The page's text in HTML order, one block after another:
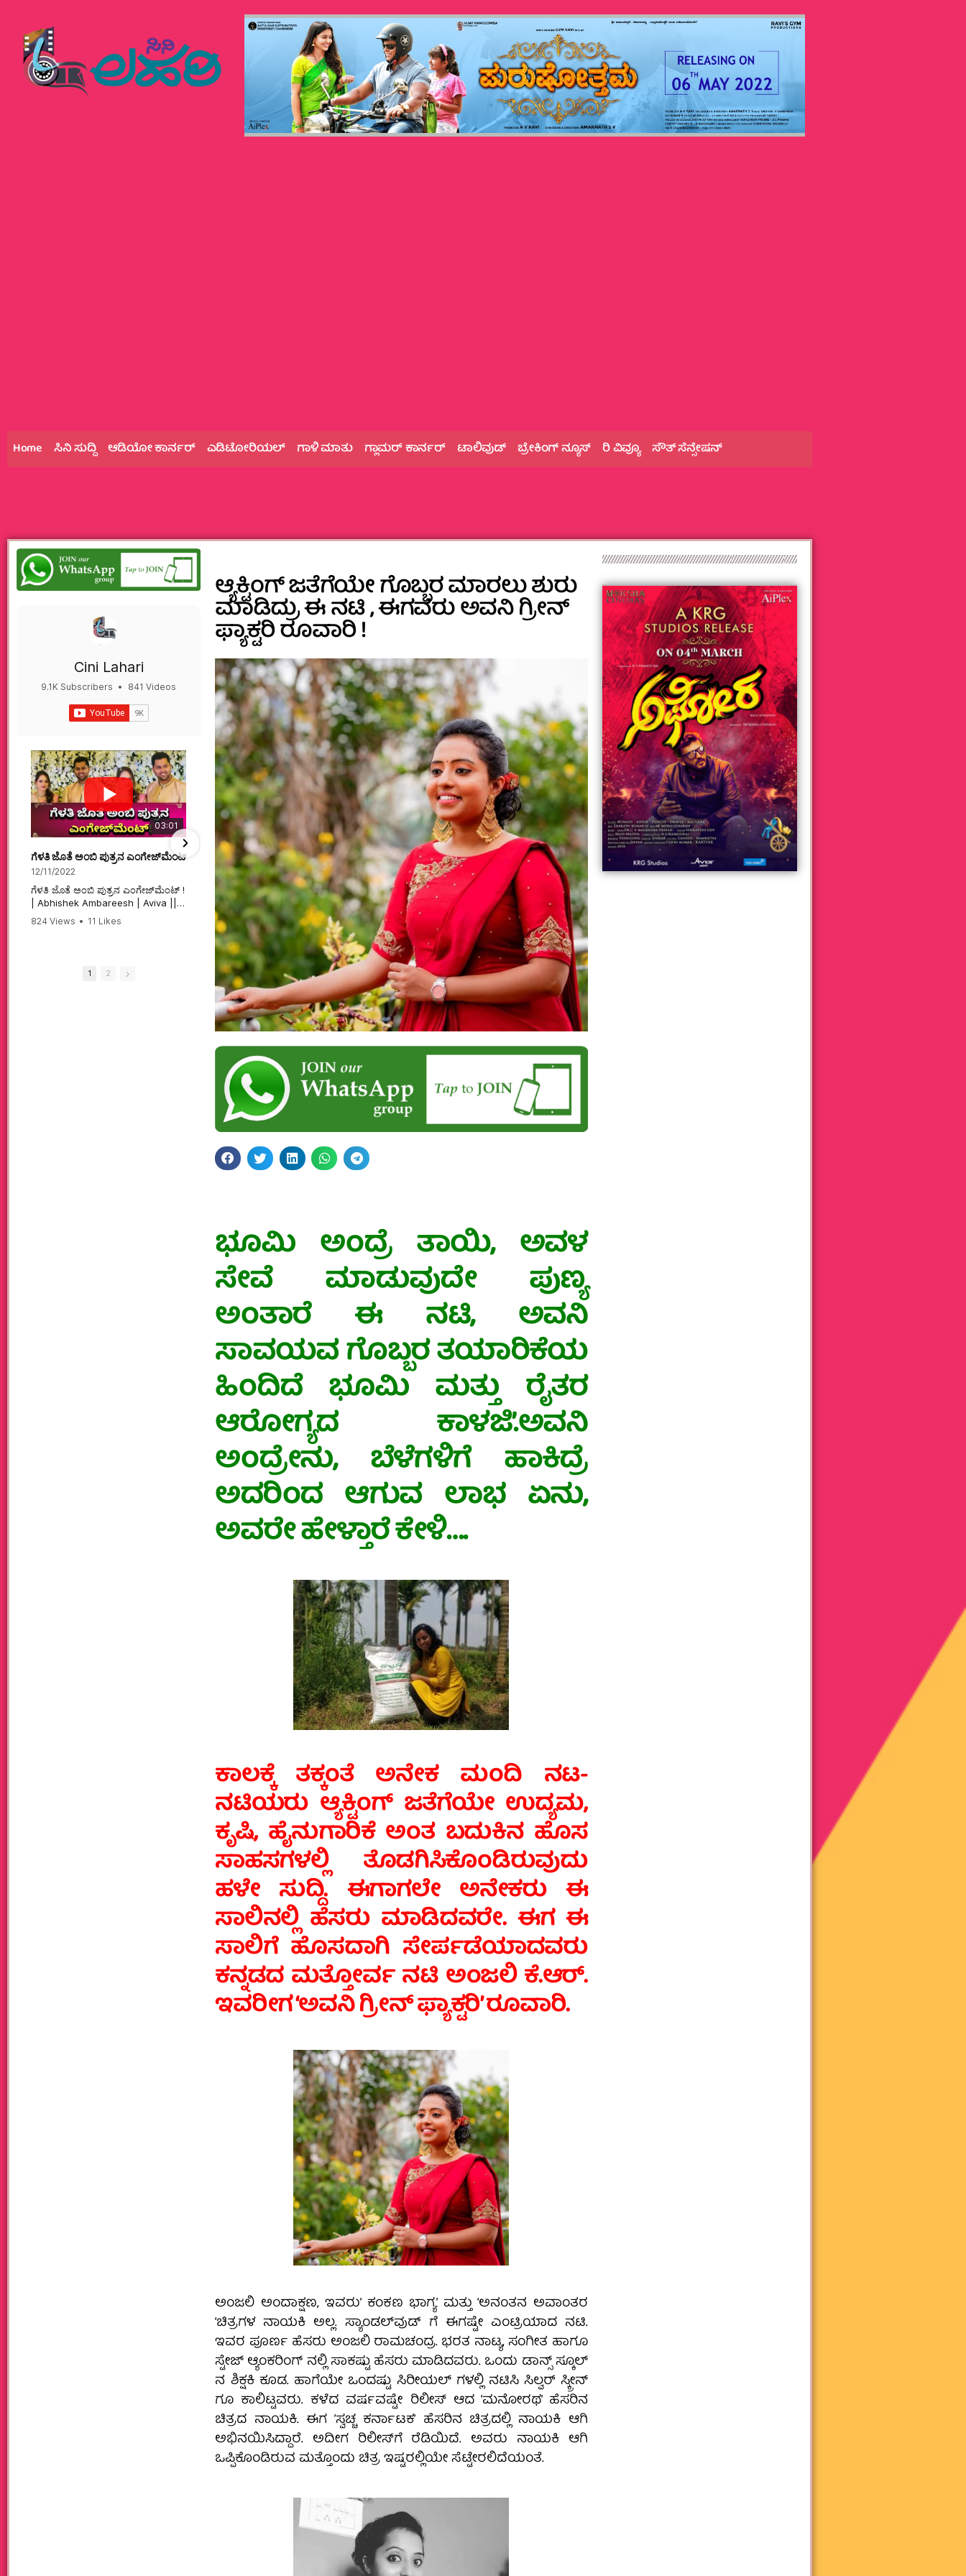
Home ಸಿನಿ ಸುದ್ದಿ ಆಡಿಯೋ ಕಾರ್ನರ್ ಎಡಿಟೋರಿಯಲ್ ಗಾಳಿ ಮಾತು ಗ್ಲಾಮರ್‌ ಕಾರ್ನರ್ ಟಾಲಿವುಡ್ ಬ್ರೇಕಿಂಗ್‌ ನ್ಯೂಸ್ ರಿ ವಿವ್ಯೂ ಸೌತ್‌ ಸೆನ್ಸೇಷನ್
Cini Lahari
9.1K Subscribers •
841 Videos
03:01
ಗೆಳತಿ ಜೊತೆ ಅಂಬಿ ಪುತ್ರನ ಎಂಗೇಜ್‌ಮೆಂಟ್ ! | Abhishek Ambareesh | Aviva ||
12/11/2022
ಗೆಳತಿ ಜೊತೆ ಅಂಬಿ ಪುತ್ರನ ಎಂಗೇಜ್‌ಮೆಂಟ್ !
| Abhishek Ambareesh | Aviva ||
824 Views • 11 Likes
06:23
ಮಗನಿಗಾಗಿಯೇ ಸಿನಿಮಾ ಮಾಡಿದ ಮಹಾತಾಯಿ! | Karnataka ||
12/6/2022
ಮಗನಿಗಾಗಿಯೇ ಸಿನಿಮಾ ಮಾಡಿದ
ಮಹಾತಾಯಿ! | Karnataka ||
#karnataka #kannadamovies
#sandalwood
74 Views • 2 Likes • 2 Comments
1 2
ಆ್ಯಕ್ಟಿಂಗ್‌ ಜತೆಗೆಯೇ ಗೊಬ್ಬರ ಮಾರಲು ಶುರು
ಮಾಡಿದ್ರು ಈ ನಟಿ , ಈಗವರು ಅವನಿ ಗ್ರೀನ್
ಫ್ಯಾಕ್ಟರಿ ರೂವಾರಿ !
ಭೂಮಿ ಅಂದ್ರೆ ತಾಯಿ, ಅವಳ
ಸೇವೆ ಮಾಡುವುದೇ ಪುಣ್ಯ
ಅಂತಾರೆ ಈ‌ ನಟಿ, ಅವನಿ
ಸಾವಯವ ಗೊಬ್ಬರ ತಯಾರಿಕೆಯ
ಹಿಂದಿದೆ ಭೂಮಿ‌ ಮತ್ತು ರೈತರ
ಆರೋಗ್ಯದ ಕಾಳಜಿ’.ಅವನಿ
ಅಂದ್ರೇನು, ಬೆಳೆಗಳಿಗೆ ಹಾಕಿದ್ರೆ
ಅದರಿಂದ ಆಗುವ ಲಾಭ ಏನು,
ಅವರೇ ಹೇಳ್ತಾರೆ ಕೇಳಿ….
ಕಾಲಕ್ಕೆ ತಕ್ಕಂತೆ ಅನೇಕ‌ ಮಂದಿ ನಟ-
ನಟಿಯರು ಆ್ಯಕ್ಟಿಂಗ್ ಜತೆಗೆಯೇ ಉದ್ಯಮ,
ಕೃಷಿ, ಹೈನುಗಾರಿಕೆ ಅಂತ ಬದುಕಿನ ಹೊಸ
ಸಾಹಸಗಳಲ್ಲಿ ತೊಡಗಿಸಿಕೊಂಡಿರುವುದು‌
ಹಳೇ ಸುದ್ದಿ. ಈಗಾಗಲೇ ಅನೇಕರು ಈ
ಸಾಲಿನಲ್ಲಿ ಹೆಸರು‌ ಮಾಡಿದವರೇ. ಈಗ ಈ
ಸಾಲಿಗೆ ಹೊಸದಾಗಿ ಸೇರ್ಪಡೆಯಾದವರು
ಕನ್ನಡದ ಮತ್ತೋರ್ವ ನಟಿ ಅಂಜಲಿ ಕೆ.ಆರ್.
ಇವರೀಗ ‘ಅವನಿ ಗ್ರೀನ್ ಫ್ಯಾಕ್ಟರಿ’ ರೂವಾರಿ‌.
ಅಂಜಲಿ ಅಂದಾಕ್ಷಣ, ಇವರು’ ಕಂಕಣ ಭಾಗ್ಯ’ ಮತ್ತು ‘ಅನಂತನ ಅವಾಂತರ
‘ಚಿತ್ರಗಳ ನಾಯಕಿ ಅಲ್ಲ. ಸ್ಯಾಂಡಲ್‌ವುಡ್ ಗೆ ಈಗಷ್ಟೇ ಎಂಟ್ರಿಯಾದ ನಟಿ.
ಇವರ ಪೂರ್ಣ ಹೆಸರು ಅಂಜಲಿ ರಾಮಚಂದ್ರ. ಭರತ ನಾಟ್ಯ, ಸಂಗೀತ ಹಾಗೂ
ಸ್ಟೇಜ್ ಆ್ಯಂಕರಿಂಗ್ ನಲ್ಲಿ ಸಾಕಷ್ಟು ಹೆಸರು ಮಾಡಿದವರು. ಒಂದು ಡಾನ್ಸ್ ಸ್ಕೂಲ್
ನ ಶಿಕ್ಷಕಿ ಕೂಡ. ಹಾಗೆಯೇ ಒಂದಷ್ಟು ಸಿರೀಯಲ್ ಗಳಲ್ಲಿ ನಟಿಸಿ ಸಿಲ್ವರ್ ಸ್ಕ್ರೀನ್
ಗೂ‌ ಕಾಲಿಟ್ಟವರು‌. ಕಳೆದ ವರ್ಷವಷ್ಟೇ ರಿಲೀಸ್ ಆದ ‘ಮನೋರಥ’ ಹೆಸರಿನ
ಚಿತ್ರದ ನಾಯಕಿ. ಈಗ ʼಸ್ವಚ್ಚ ಕರ್ನಾಟಕʼ ಹೆಸರಿನ ಚಿತ್ರದಲ್ಲಿ ನಾಯಕಿ ಆಗಿ
ಅಭಿನಯಿಸಿದ್ದಾರೆ. ಅದೀಗ ರಿಲೀಸ್‌ಗೆ ರೆಡಿಯಿದೆ. ಅವರು ನಾಯಕಿ ಆಗಿ
ಒಪ್ಪಿಕೊಂಡಿರುವ ಮತ್ತೊಂದು ಚಿತ್ರ ಇಷ್ಟರಲ್ಲಿಯೇ ಸೆಟ್ಟೇರಲಿದೆಯಂತೆ.